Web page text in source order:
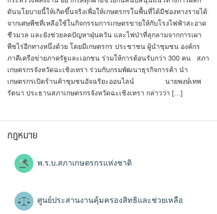
ดันนโยบายนี้ให้เกิดขึ้นจริงเพื่อให้เกษตรกรในพื้นที่ได้มีช่องทางรายได้
จากเศษพืชที่เหลือใช้ในกิจกรรมการเกษตรขายให้กับโรงไฟฟ้าสะอาด
ชีวมวล และยังช่วยลดปัญหาฝุ่นควัน และไฟป่าที่ลุกลามจากการเผา
พืชไร่อีกทางหนึ่งด้วย โดยมีเกษตรกร ประชาชน ผู้นำชุมชน องค์กร
ภาคีเครือข่ายภาครัฐและเอกชน ร่วมให้การต้อนรับกว่า 300 คน สภา
เกษตรกรจังหวัดฉะเชิงเทรา ร่วมกับ​กรมพัฒนาธุรกิจการค้า นำ
เกษตรกรเปิดร้านค้าชุมชนอัจฉริยะออนไลน์ นายพงษ์เทพ
รัตนา ประธานสภาเกษตรกรจังหวัดฉะเชิงเทรา กล่าวว่า […]
กฎหมาย
พ.ร.บ.สภาเกษตรกรแห่งชาติ
ศูนย์ประสานงานคุ้มครองสิทธิและช่วยเหลือ